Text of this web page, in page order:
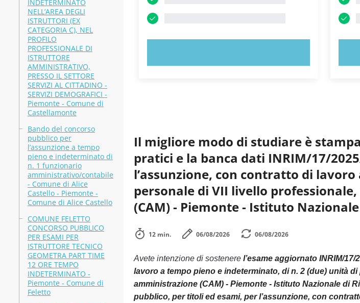
INDETERMINATO
NELL’AREA DEGLI
ISTRUTTORI (EX
CATEGORIA C), NEL
PROFILO
PROFESSIONALE DI
ISTRUTTORE
AMMINISTRATIVO,
PRESSO IL SETTORE
SERVIZI AL CITTADINO -
SERVIZI DEMOGRAFICI -
Piemonte - Comune di
Castellamonte
Bando del concorso
pubblico per
l’assunzione a tempo
pieno e indeterminato di
n. 1 funzionario
amministrativo/contabile
- Comune di Alice
Castello - Piemonte -
Comune di Alice Castello
COMUNE FELETTO
CONCORSO PUBBLICO
PER ESAMI PER
ISTRUTTORE TECNICO
GEOMETRA PART TIME
12 ORE TEMPO
INDETERMINATO -
Piemonte - Comune di
Feletto
Il migliore modo di studiare è
pratici e la banca dati INRIM/17/
l’assunzione, con contratto di
personale di VII livello
(CAM) - Piemonte - Istituto
12 min. 06/08/2026 06/08/2026
Avete intenzione di sostenere l’esame aggiornato INRIM/
lavoro a tempo pieno e indeterminato, di n. 2 (due) unità
amministrazione (CAM) - Piemonte - Istituto Nazionale di
pubblico, per titoli ed esami, per l’assunzione, con